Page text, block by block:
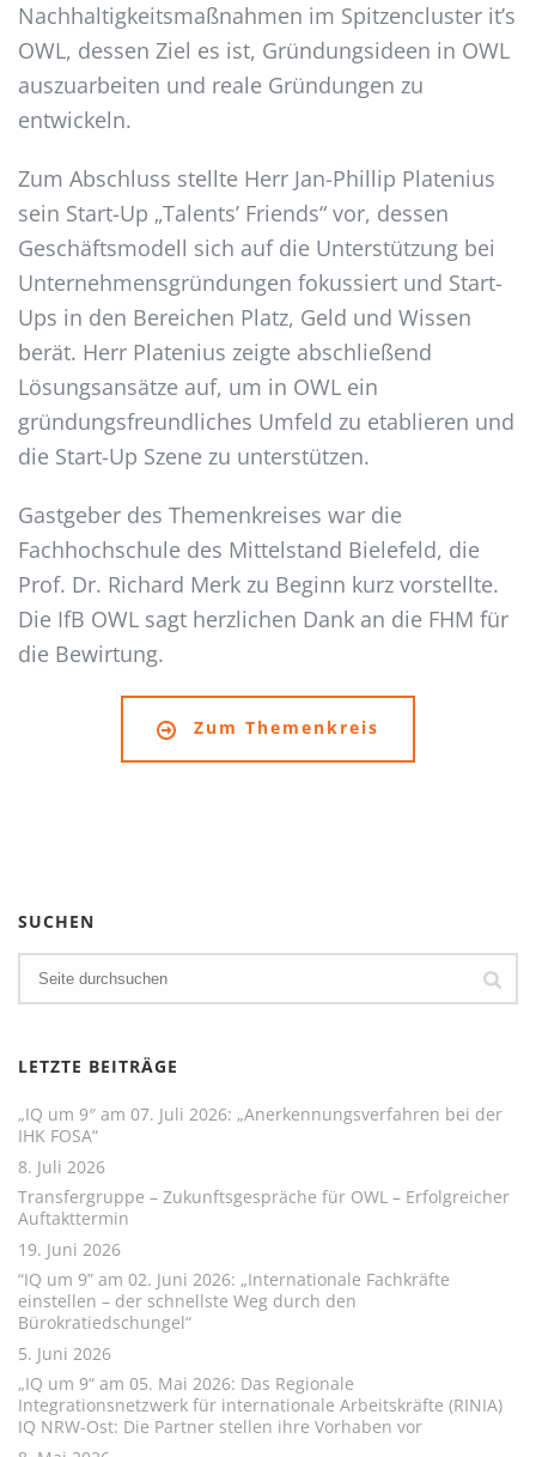
Nachhaltigkeitsmaßnahmen im Spitzencluster it’s
OWL, dessen Ziel es ist, Gründungsideen in OWL
auszuarbeiten und reale Gründungen zu
entwickeln.
Zum Abschluss stellte Herr Jan-Phillip Platenius
sein Start-Up „Talents’ Friends“ vor, dessen
Geschäftsmodell sich auf die Unterstützung bei
Unternehmensgründungen fokussiert und Start-
Ups in den Bereichen Platz, Geld und Wissen
berät. Herr Platenius zeigte abschließend
Lösungsansätze auf, um in OWL ein
gründungsfreundliches Umfeld zu etablieren und
die Start-Up Szene zu unterstützen.
Gastgeber des Themenkreises war die
Fachhochschule des Mittelstand Bielefeld, die
Prof. Dr. Richard Merk zu Beginn kurz vorstellte.
Die IfB OWL sagt herzlichen Dank an die FHM für
die Bewirtung.
Zum Themenkreis
SUCHEN
LETZTE BEITRÄGE
„IQ um 9″ am 07. Juli 2026: „Anerkennungsverfahren bei der
IHK FOSA“
8. Juli 2026
Transfergruppe – Zukunftsgespräche für OWL – Erfolgreicher
Auftakttermin
19. Juni 2026
“IQ um 9” am 02. Juni 2026: „Internationale Fachkräfte
einstellen – der schnellste Weg durch den
Bürokratiedschungel“
5. Juni 2026
„IQ um 9“ am 05. Mai 2026: Das Regionale
Integrationsnetzwerk für internationale Arbeitskräfte (RINIA)
IQ NRW-Ost: Die Partner stellen ihre Vorhaben vor